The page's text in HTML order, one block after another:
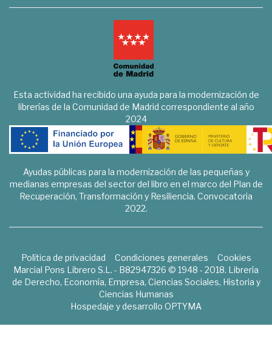
Esta actividad ha recibido una ayuda para la modernización de
librerías de la Comunidad de Madrid correspondiente al año
2024
Ayudas públicas para la modernización de las pequeñas y
medianas empresas del sector del libro en el marco del Plan de
Recuperación, Transformación y Resiliencia. Convocatoria
2022.
Política de privacidad Condiciones generales
Cookies
Marcial Pons Librero S.L. - B82947326 © 1948 - 2018. Librería
de Derecho, Economía, Empresa, Ciencias Sociales, Historia y
Ciencias Humanas
Hospedaje y desarrollo OPTYMA